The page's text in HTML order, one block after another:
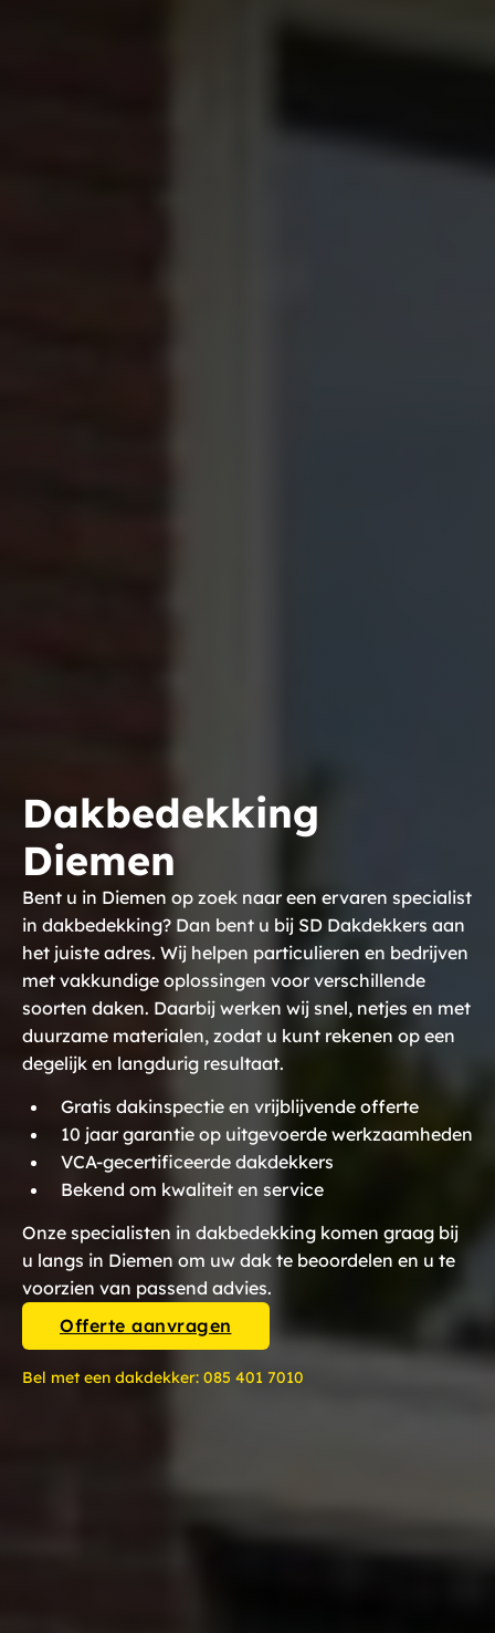
Dakbedekking
Diemen
Bent u in Diemen op zoek naar een ervaren specialist
in dakbedekking? Dan bent u bij SD Dakdekkers aan
het juiste adres. Wij helpen particulieren en bedrijven
met vakkundige oplossingen voor verschillende
soorten daken. Daarbij werken wij snel, netjes en met
duurzame materialen, zodat u kunt rekenen op een
degelijk en langdurig resultaat.
Gratis dakinspectie en vrijblijvende offerte
10 jaar garantie op uitgevoerde werkzaamheden
VCA-gecertificeerde dakdekkers
Bekend om kwaliteit en service
Onze specialisten in dakbedekking komen graag bij
u langs in Diemen om uw dak te beoordelen en u te
voorzien van passend advies.
Offerte aanvragen
Bel met een dakdekker: 085 401 7010